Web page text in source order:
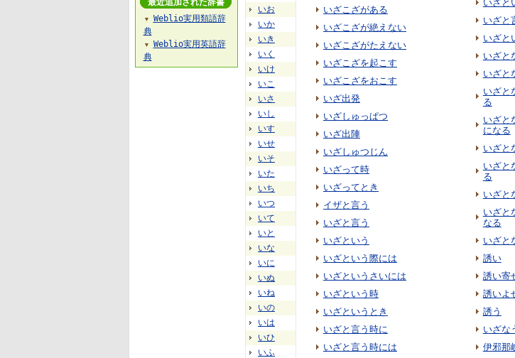
いお
いか
いき
いく
いけ
いこ
いさ
いし
いす
いせ
いそ
いた
いち
いつ
いて
いと
いな
いに
いぬ
いね
いの
いは
いひ
いふ
いざこざがある
いざこざが絶えない
いざこざがたえない
いざこざを起こす
いざこざをおこす
いざ出発
いざしゅっぱつ
いざ出陣
いざしゅつじん
いざって時
いざってとき
イザと言う
いざと言う
いざという
いざという際には
いざというさいには
いざという時
いざというとき
いざと言う時に
いざと言う時には
いざと
いざと
いざと
いざと
いざと
いざと
る
いざと
になる
いざと
いざと
る
いざと
いざと
なる
いざと
誘い
誘い寄
誘いよ
誘う
いざな
伊邪那
最近追加された辞書
▼
Weblio実用類語辞
典
▼
Weblio実用英語辞
典